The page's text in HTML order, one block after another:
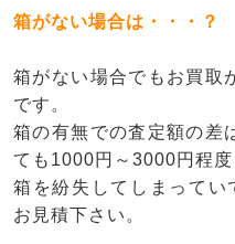
箱がない場合は・・・？
箱がない場合でもお買取
です。
箱の有無での査定額の差
ても1000円～3000円程度
箱を紛失してしまってい
お見積下さい。